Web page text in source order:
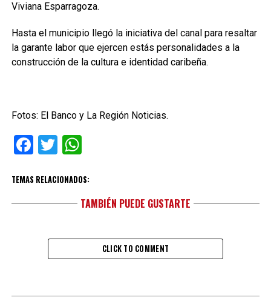
Viviana Esparragoza.
Hasta el municipio llegó la iniciativa del canal para resaltar
la garante labor que ejercen estás personalidades a la
construcción de la cultura e identidad caribeña.
Fotos: El Banco y La Región Noticias.
Facebook
TwitterWhatsApp
TEMAS RELACIONADOS:
TAMBIÉN PUEDE GUSTARTE
CLICK TO COMMENT